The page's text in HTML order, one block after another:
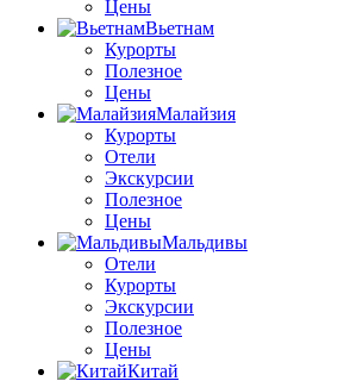
Цены
Вьетнам
Курорты
Полезное
Цены
Малайзия
Курорты
Отели
Экскурсии
Полезное
Цены
Мальдивы
Отели
Курорты
Экскурсии
Полезное
Цены
Китай